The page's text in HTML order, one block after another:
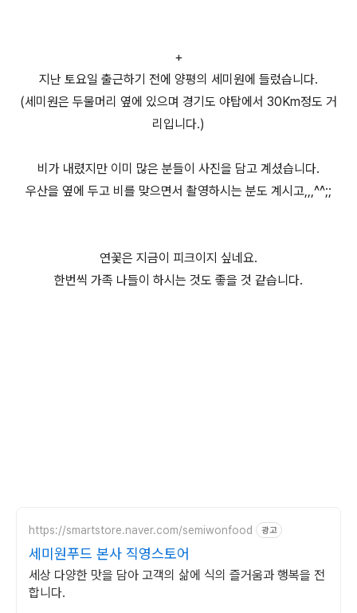
+
지난 토요일 출근하기 전에 양평의 세미원에 들렀습니다.
(세미원은 두물머리 옆에 있으며 경기도 야탑에서 30Km정도 거
리입니다.)
비가 내렸지만 이미 많은 분들이 사진을 담고 계셨습니다.
우산을 옆에 두고 비를 맞으면서 촬영하시는 분도 계시고,,,^^;;
연꽃은 지금이 피크이지 싶네요.
한번씩 가족 나들이 하시는 것도 좋을 것 같습니다.
https://smartstore.naver.com/semiwonfood 광고
세미원푸드 본사 직영스토어
세상 다양한 맛을 담아 고객의 삶에 식의 즐거움과 행복을 전
합니다.